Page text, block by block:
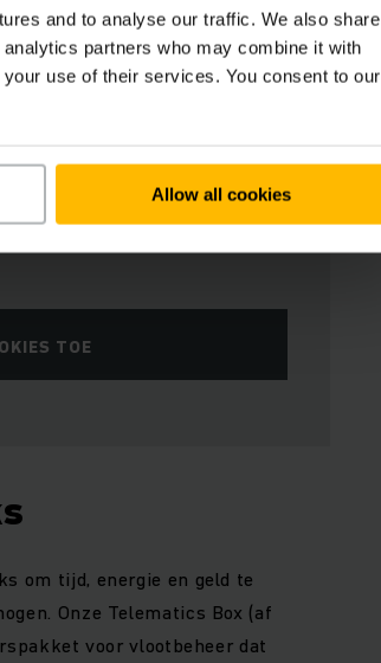
and to analyse our traffic. We also share
partners who may combine it with
use of their services. You consent to our
Allow all cookies
cookie-
TOE
om tijd, energie en geld te
Onze Telematics Box (af
voor vlootbeheer dat